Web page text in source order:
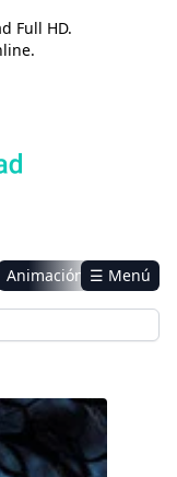
Full HD.
Animación
Drama
☰ Menú
sustos